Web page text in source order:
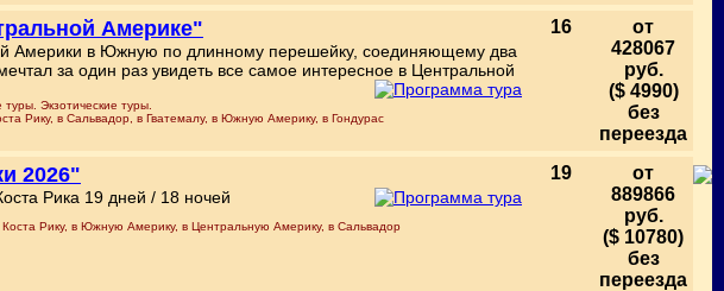
Америке"
Америки в Южную по длинному перешейку, соединяющему два
за один раз увидеть все самое интересное в Центральной
Экзотические туры.
Рику, в Сальвадор, в Гватемалу, в Южную Америку, в Гондурас
16
от
428067
руб.
($ 4990)
без
переезда
2026"
Рика 19 дней / 18 ночей
Коста Рику, в Южную Америку, в Центральную Америку, в Сальвадор
19
от
889866
руб.
($ 10780)
без
переезда